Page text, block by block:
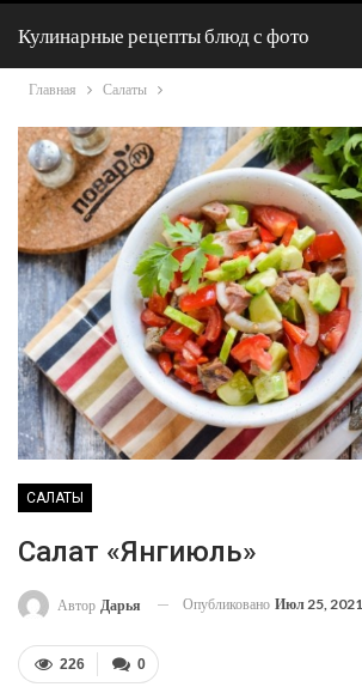
Кулинарные рецепты блюд с фото
Главная Салаты
САЛАТЫ
Салат «Янгиюль»
Автор Дарья Опубликовано Июл 25, 2021
0
226